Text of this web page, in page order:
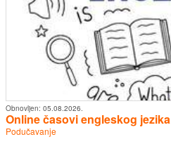
Obnovljen: 05.08.2026.
Online časovi engleskog jezika
Podučavanje